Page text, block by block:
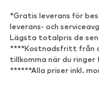
Sneakers
Pumps & högklackade
Sandaler
*Gratis leverans för
leverans- och
Lägsta totalpris de
****Kostnadsfritt från
tillkomma när du
******Alla priser inkl.